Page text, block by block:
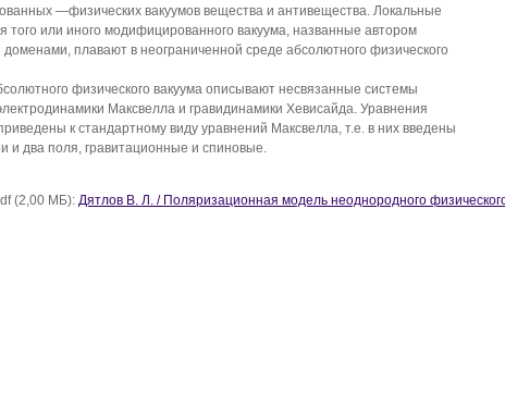
—физических вакуумов вещества и антивещества. Локальные
того или иного модифицированного вакуума, названные автором
плавают в неограниченной среде абсолютного физического
физического вакуума описывают несвязанные системы
Максвелла и гравидинамики Хевисайда. Уравнения
к стандартному виду уравнений Максвелла, т.е. в них введены
и два поля, гравитационные и спиновые.
(2,00 МБ): Дятлов В. Л. / Поляризационная модель неоднородного